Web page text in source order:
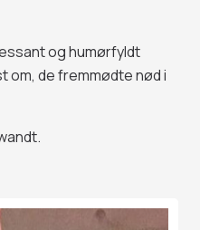
og humørfyldt
om, de fremmødte nød i